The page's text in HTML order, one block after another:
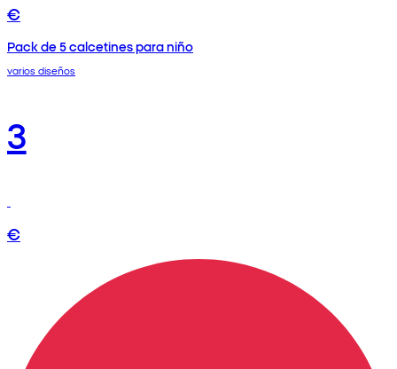
€
Pack de 5 calcetines para niño
varios diseños
3
€